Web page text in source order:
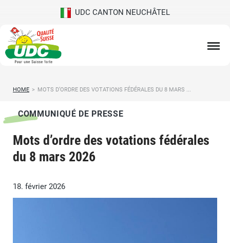
UDC CANTON NEUCHÂTEL
HOME > MOTS D’ORDRE DES VOTATIONS FÉDÉRALES DU 8 MARS ...
COMMUNIQUÉ DE PRESSE
Mots d’ordre des votations fédérales
du 8 mars 2026
18. février 2026